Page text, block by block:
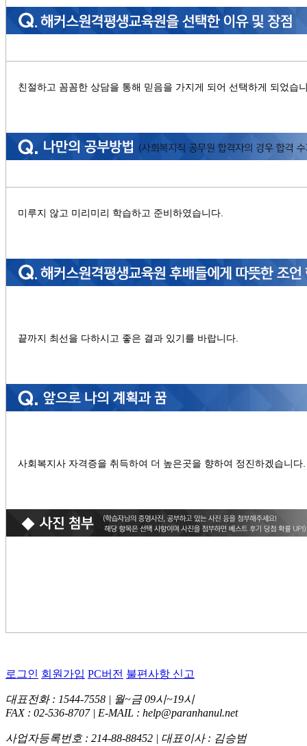
친절하고 꼼꼼한 상담을 통해 믿음을 가지게 되어 선택하게 되었습
미루지 않고 미리미리 학습하고 준비하였습니다.
끝까지 최선을 다하시고 좋은 결과 있기를 바랍니다.
사회복지사 자격증을 취득하여 더 높은곳을 향하여 정진하겠습니다.
로그인 회원가입 PC버전 불편사항 신고
대표전화 : 1544-7558 | 월~금 09시~19시
FAX : 02-536-8707 | E-MAIL : help@paranhanul.net
사업자등록번호 : 214-88-88452 | 대표이사 : 김승범